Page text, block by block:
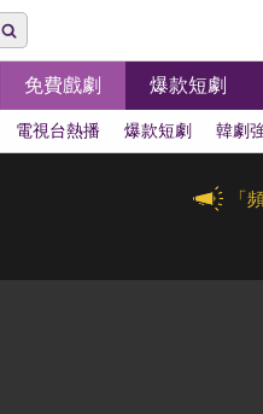
免費戲劇 爆款短劇
電視台熱播 爆款短劇 韓劇
「